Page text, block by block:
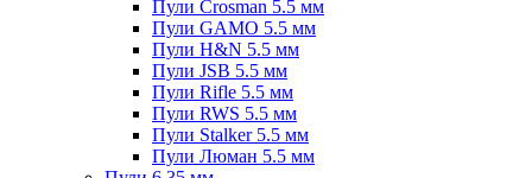
Пули Crosman 5.5 мм
Пули GAMO 5.5 мм
Пули H&N 5.5 мм
Пули JSB 5.5 мм
Пули Rifle 5.5 мм
Пули RWS 5.5 мм
Пули Stalker 5.5 мм
Пули Люман 5.5 мм